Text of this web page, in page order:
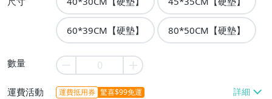
60*39CM【硬墊】 80*50CM【硬墊】
數量
運費活動 運費抵用券 驚喜$99免運